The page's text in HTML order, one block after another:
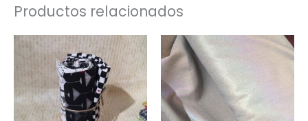
Productos relacionados